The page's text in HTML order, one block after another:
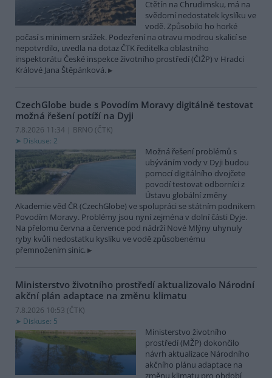
Ctětín na Chrudimsku, má na
svědomí nedostatek kyslíku ve
vodě. Způsobilo ho horké
počasí s minimem srážek. Podezření na otravu modrou skalicí se
nepotvrdilo, uvedla na dotaz ČTK ředitelka oblastního
inspektorátu České inspekce životního prostředí (ČIŽP) v Hradci
Králové Jana Štěpánková.
CzechGlobe bude s Povodím Moravy digitálně testovat
možná řešení potíží na Dyji
7.8.2026 11:34 | BRNO (ČTK)
Diskuse: 2
Možná řešení problémů s
ubýváním vody v Dyji budou
pomocí digitálního dvojčete
povodí testovat odborníci z
Ústavu globální změny
Akademie věd ČR (CzechGlobe) ve spolupráci se státním podnikem
Povodím Moravy. Problémy jsou nyní zejména v dolní části Dyje.
Na přelomu června a července pod nádrží Nové Mlýny uhynuly
ryby kvůli nedostatku kyslíku ve vodě způsobenému
přemnožením sinic.
Ministerstvo životního prostředí aktualizovalo Národní
akční plán adaptace na změnu klimatu
7.8.2026 10:53 (ČTK)
Diskuse: 5
Ministerstvo životního
prostředí (MŽP) dokončilo
návrh aktualizace Národního
akčního plánu adaptace na
změnu klimatu pro období